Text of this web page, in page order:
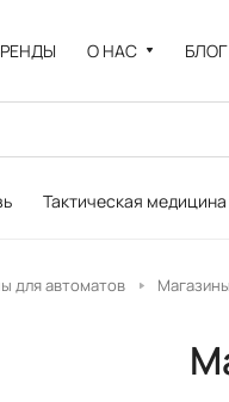
О НАС БЛОГ
Тактическая медицина
для автоматов